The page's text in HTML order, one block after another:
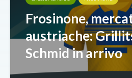
Frosinone,
austriache:
Schmid in arrivo